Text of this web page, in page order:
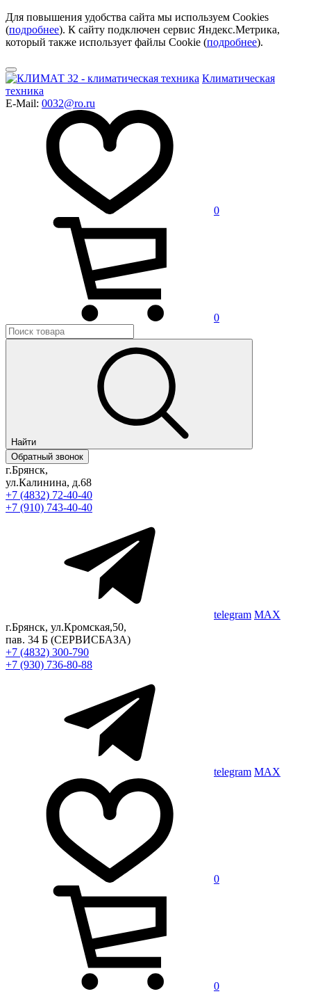
Для повышения удобства сайта мы используем Cookies
(подробнее). К сайту подключен сервис Яндекс.Метрика,
который также использует файлы Cookie (подробнее).
Климатическая
техника
E-Mail: 0032@ro.ru
0
0
Найти
Обратный звонок
г.Брянск,
ул.Калинина, д.68
+7 (4832) 72-40-40
+7 (910) 743-40-40
telegram MAX
г.Брянск, ул.Кромская,50,
пав. 34 Б (СЕРВИСБАЗА)
+7 (4832) 300-790
+7 (930) 736-80-88
telegram MAX
0
0